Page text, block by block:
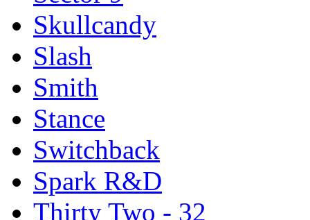
Skullcandy
Slash
Smith
Stance
Switchback
Spark R&D
Thirty Two - 32